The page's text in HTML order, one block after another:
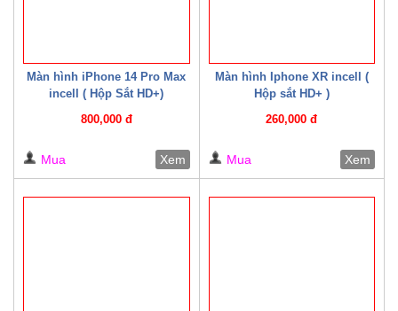
Màn hình iPhone 14 Pro Max
incell ( Hộp Sắt HD+)
800,000 đ
Mua Xem
Màn hình Iphone XR incell (
Hộp sắt HD+ )
260,000 đ
Mua Xem